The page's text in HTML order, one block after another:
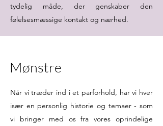
tydelig måde, der genskaber den
følelsesmæssige kontakt og nærhed.
Mønstre
Når vi træder ind i et parforhold, har vi hver
især en personlig historie og temaer - som
vi bringer med os fra vores oprindelige